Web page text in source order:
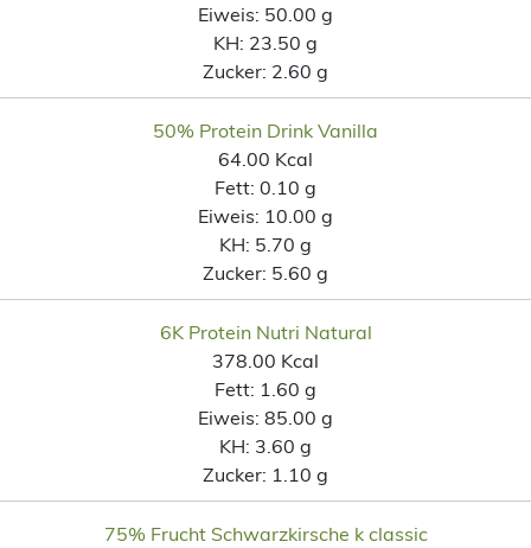
Eiweis: 50.00 g
KH: 23.50 g
Zucker: 2.60 g
50% Protein Drink Vanilla
64.00 Kcal
Fett: 0.10 g
Eiweis: 10.00 g
KH: 5.70 g
Zucker: 5.60 g
6K Protein Nutri Natural
378.00 Kcal
Fett: 1.60 g
Eiweis: 85.00 g
KH: 3.60 g
Zucker: 1.10 g
75% Frucht Schwarzkirsche k classic